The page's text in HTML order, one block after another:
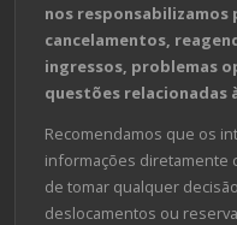
nos
cancelamentos,
ingressos, problemas
questões relacionadas
Recomendamos que os
informações diretamente
de tomar qualquer
deslocamentos ou